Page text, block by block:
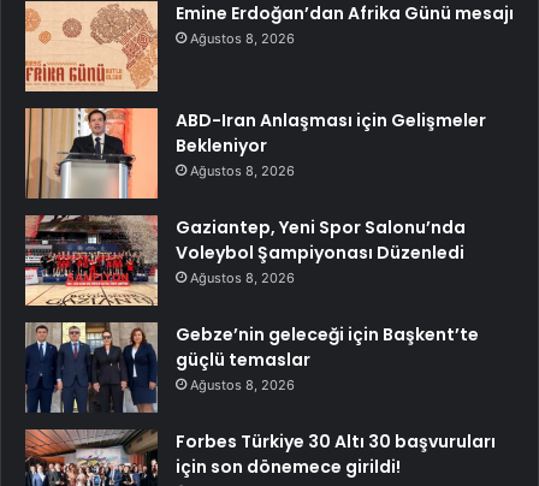
Emine Erdoğan’dan Afrika Günü mesajı
Ağustos 8, 2026
ABD-Iran Anlaşması için Gelişmeler
Bekleniyor
Ağustos 8, 2026
Gaziantep, Yeni Spor Salonu’nda
Voleybol Şampiyonası Düzenledi
Ağustos 8, 2026
Gebze’nin geleceği için Başkent’te
güçlü temaslar
Ağustos 8, 2026
Forbes Türkiye 30 Altı 30 başvuruları
için son dönemece girildi!